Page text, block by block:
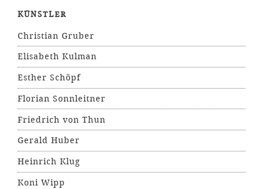
KÜNSTLER
Christian Gruber
Elisabeth Kulman
Esther Schöpf
Florian Sonnleitner
Friedrich von Thun
Gerald Huber
Heinrich Klug
Koni Wipp